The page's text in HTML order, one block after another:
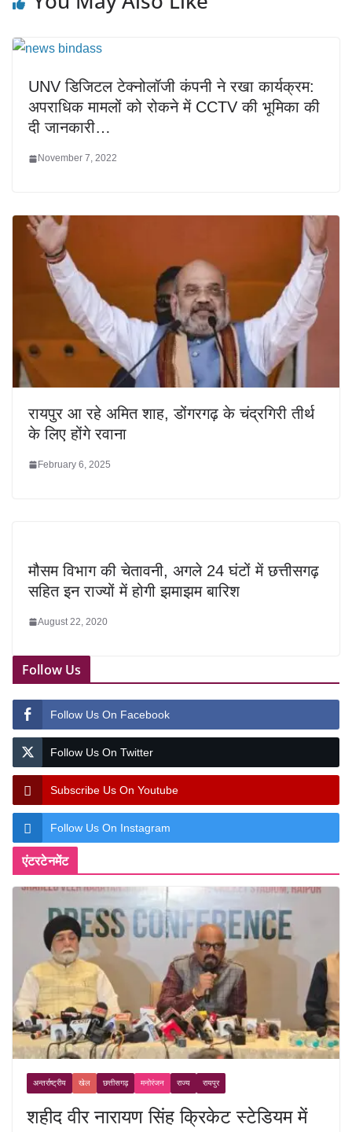
UNV डिजिटल टेक्नोलॉजी कंपनी ने रखा कार्यक्रम:
अपराधिक मामलों को रोकने में CCTV की भूमिका की
दी जानकारी…
November 7, 2022
रायपुर आ रहे अमित शाह, डोंगरगढ़ के चंद्रगिरी तीर्थ
के लिए होंगे रवाना
February 6, 2025
मौसम विभाग की चेतावनी, अगले 24 घंटों में छत्तीसगढ़
सहित इन राज्यों में होगी झमाझम बारिश
August 22, 2020
Follow Us
Follow Us On Facebook
Follow Us On Twitter
Subscribe Us On Youtube
Follow Us On Instagram
एंटरटेनमेंट
अन्तर्राष्ट्रीय खेल छत्तीसगढ़ मनोरंजन राज्य रायपुर
शहीद वीर नारायण सिंह क्रिकेट स्टेडियम में